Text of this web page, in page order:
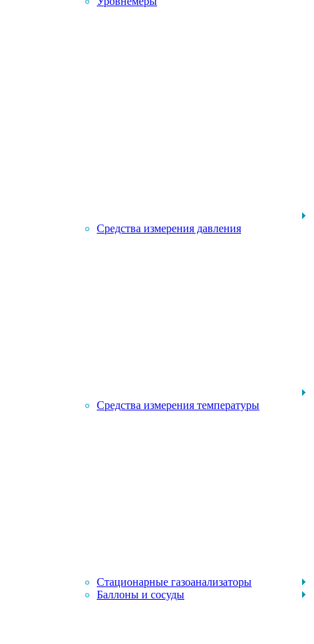
Средства измерения давления
Средства измерения температуры
Стационарные газоанализаторы
Баллоны и сосуды